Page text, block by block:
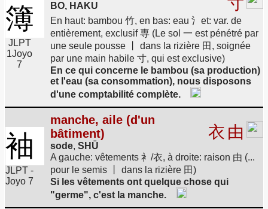
簿
JLPT
1Joyo
7
BO, HAKU
En haut: bambou 竹, en bas: eau 氵et: var. de
entièrement, exclusif 専 (Le sol 一 est pénétré par
une seule pousse 丨 dans la rizière 田, soignée
par une main habile 寸, qui est exclusive)
En ce qui concerne le bambou (sa production)
et l'eau (sa consommation), nous disposons
d'une comptabilité complète.
袖
JLPT -
Joyo 7
manche, aile (d'un
bâtiment)
sode, SHŪ
衣 由
A gauche: vêtements 衤/衣, à droite: raison 由 (...
pour le semis 丨 dans la rizière 田)
Si les vêtements ont quelque chose qui
"germe", c'est la manche.